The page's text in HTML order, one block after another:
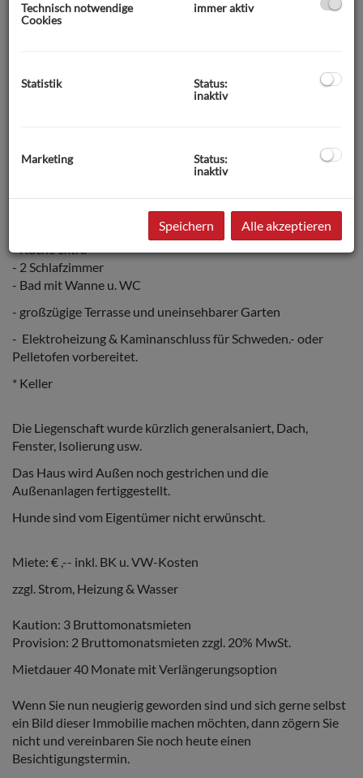
Breitenbrunn zu vermieten
- großzügiges Wohn-Esszimmer mit Zugang zu Terrasse &
- Küche extra
- 2 Schlafzimmer
- Bad mit Wanne u. WC
- großzügige Terrasse und uneinsehbarer Garten
- Elektroheizung & Kaminanschluss für Schweden.- oder
Pelletofen vorbereitet.
* Keller
Die Liegenschaft wurde kürzlich generalsaniert, Dach,
Fenster, Isolierung usw.
Das Haus wird Außen noch gestrichen und die
Außenanlagen fertiggestellt.
Hunde sind vom Eigentümer nicht erwünscht.
Miete: € ,-- inkl. BK u. VW-Kosten
zzgl. Strom, Heizung & Wasser
Kaution: 3 Bruttomonatsmieten
Provision: 2 Bruttomonatsmieten zzgl. 20% MwSt.
Mietdauer 40 Monate mit Verlängerungsoption
Wenn Sie nun neugierig geworden sind und sich gerne selbst
ein Bild dieser Immobilie machen möchten, dann zögern Sie
nicht und vereinbaren Sie noch heute einen
Besichtigungstermin.
Technisch notwendige
Cookies
immer aktiv
Statistik
Status:
inaktiv
Marketing
Status:
inaktiv
Speichern Alle akzeptieren